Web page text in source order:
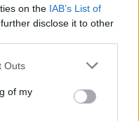
on the IAB’s List of
disclose it to other
Outs
of my